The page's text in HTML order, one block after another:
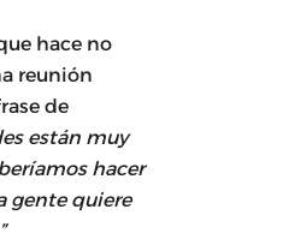
hace no
reunión
de
están muy
hacer
gente quiere